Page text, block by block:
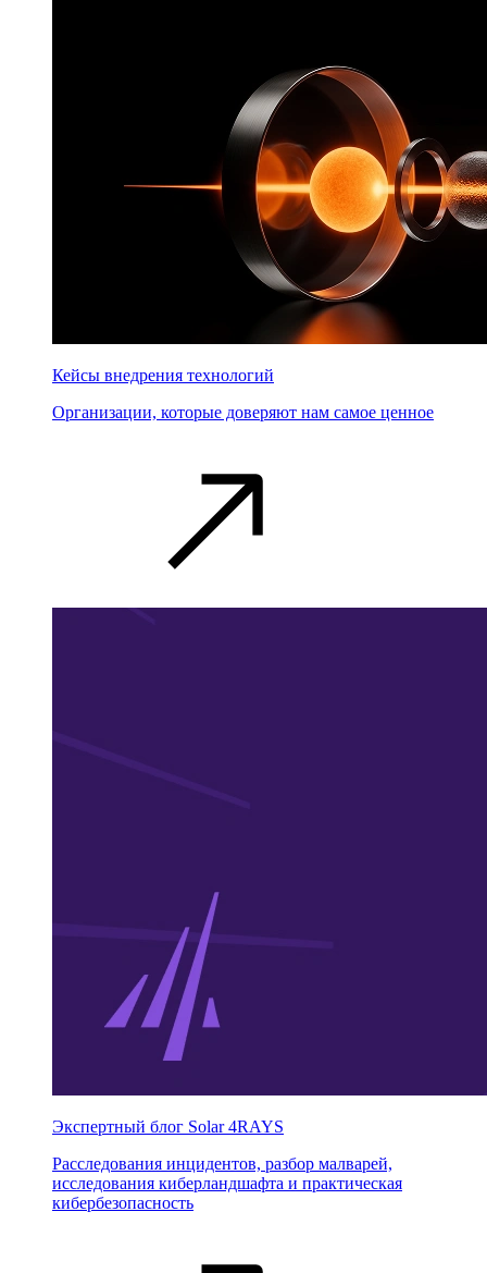
Кейсы внедрения технологий
Организации, которые доверяют нам самое ценное
Экспертный блог Solar 4RAYS
Расследования инцидентов, разбор малварей,
исследования киберландшафта и практическая
кибербезопасность